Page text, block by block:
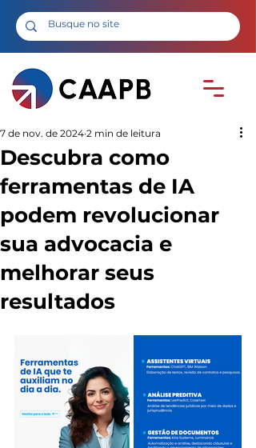
Descubra como
ferramentas de IA
podem revolucionar
sua advocacia e
melhorar seus
resultados
7 de nov. de 2024 2 min de leitura